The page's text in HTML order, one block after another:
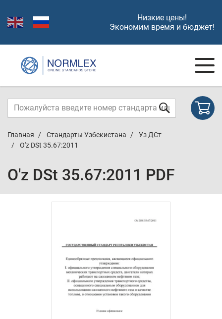
Низкие цены!
Экономим время и бюджет!
Главная Стандарты Узбекистана
Уз ДСт
O'z DSt 35.67:2011
O'z DSt 35.67:2011 PDF